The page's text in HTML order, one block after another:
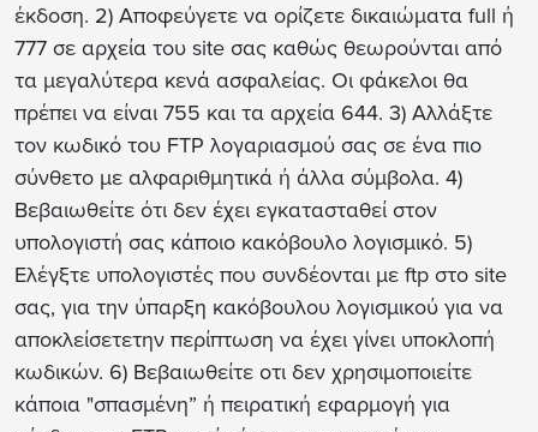
έκδοση. 2) Αποφεύγετε να ορίζετε δικαιώματα full ή
777 σε αρχεία του site σας καθώς θεωρούνται από
τα μεγαλύτερα κενά ασφαλείας. Οι φάκελοι θα
πρέπει να είναι 755 και τα αρχεία 644. 3) Αλλάξτε
τον κωδικό του FTP λογαριασμού σας σε ένα πιο
σύνθετο με αλφαριθμητικά ή άλλα σύμβολα. 4)
Βεβαιωθείτε ότι δεν έχει εγκατασταθεί στον
υπολογιστή σας κάποιο κακόβουλο λογισμικό. 5)
Ελέγξτε υπολογιστές που συνδέονται με ftp στο site
σας, για την ύπαρξη κακόβουλου λογισμικού για να
αποκλείσετετην περίπτωση να έχει γίνει υποκλοπή
κωδικών. 6) Βεβαιωθείτε οτι δεν χρησιμοποιείτε
κάποια "σπασμένη” ή πειρατική εφαρμογή για